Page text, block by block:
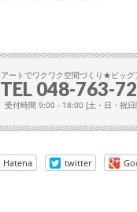
アートでワクワク空間づくり★ビッグ
TEL 048-763-
受付時間 9:00 - 18:00 [土・日・祝
Hatena twitter